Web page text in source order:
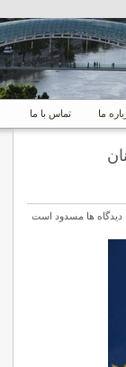
ما تماس با ما
دیدگاه ها مسدود است